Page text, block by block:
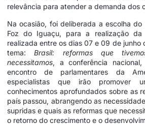
relevância para atender a demanda dos
Na ocasião, foi deliberada a escolha
Foz do Iguaçu, para a realização da
realizada entre os dias 07 e 09 de junho
tema:Brasil: reformas que
necessitamos, a conferência
encontro de parlamentares da
especialistas que irão promover
conhecimentos aprofundados sobre as
país passou, abrangendo as
supridas e quais as reformas que
o retorno do crescimento e o